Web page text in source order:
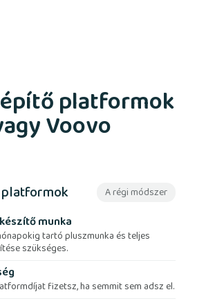
platformok
Voovo
A régi módszer
munka
tartó pluszmunka és teljes
szükséges.
fizetsz, ha semmit sem adsz el.